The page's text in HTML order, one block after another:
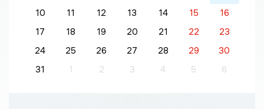
10
11 12 13 14 15
16
17
18 19 20 21 22
23
24
25 26 27 28 29
30
31
1 2 3 4 5 6